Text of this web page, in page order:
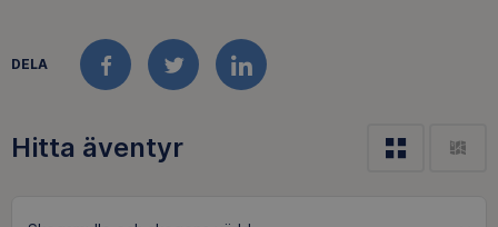
DELA
FACEBOOKTWITTERLINKEDIN
Hitta äventyr